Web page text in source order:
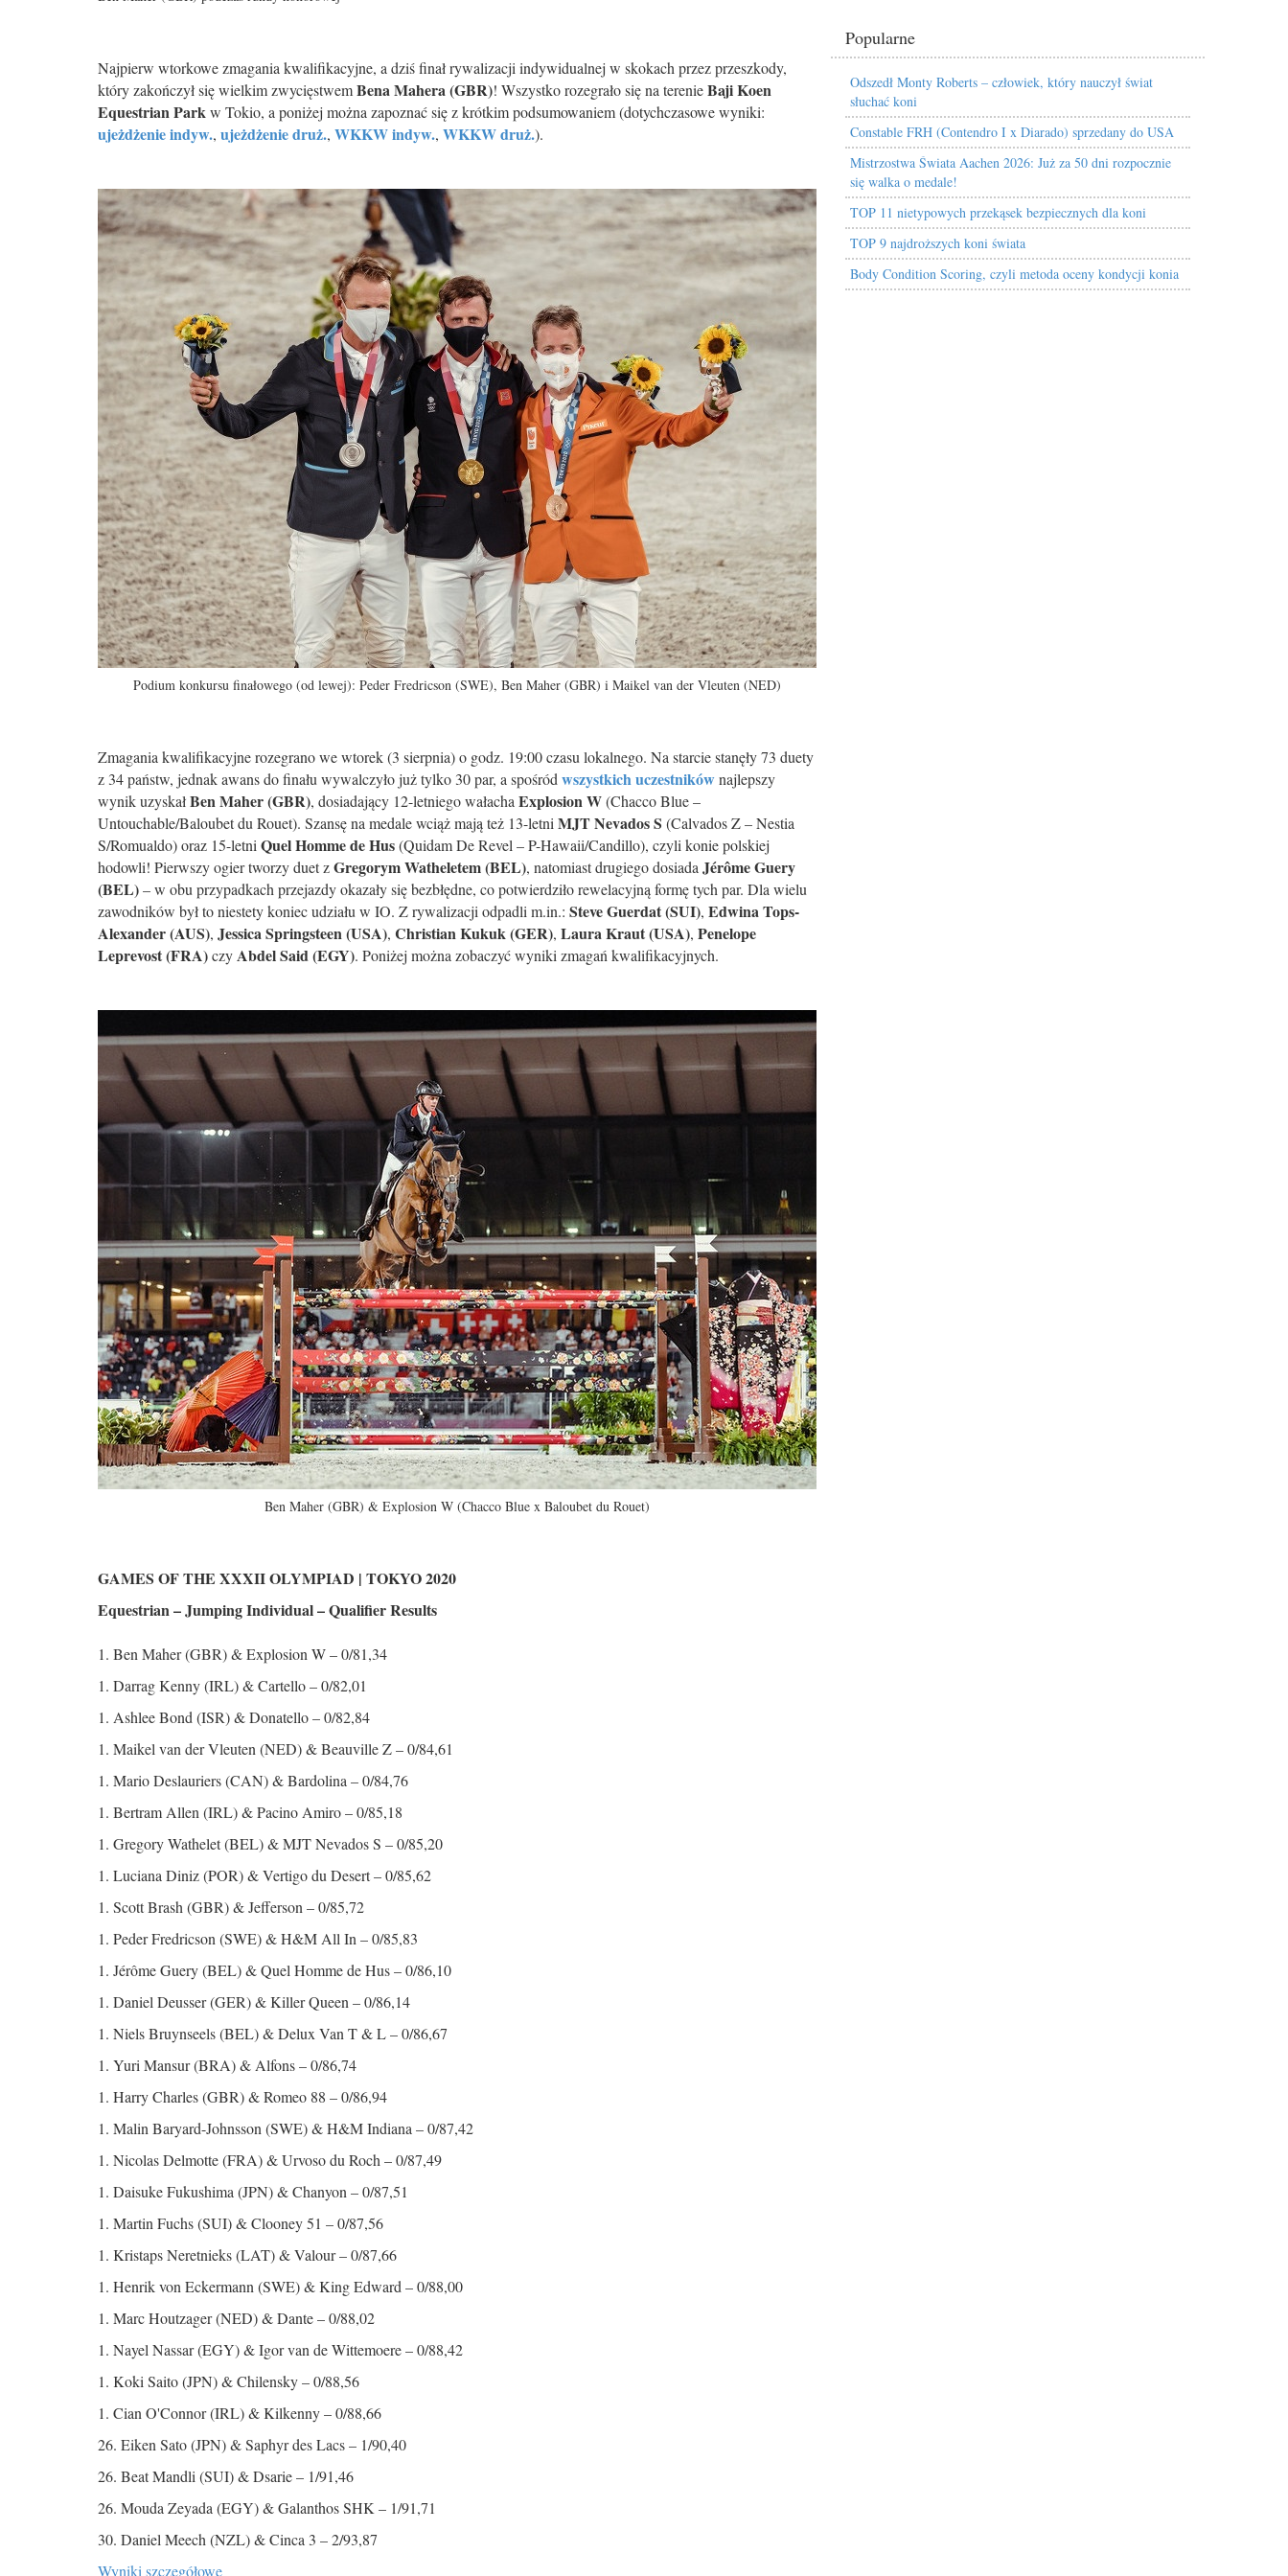
Najpierw wtorkowe zmagania kwalifikacyjne, a dziś finał rywalizacji indywidualnej w skokach przez przeszkody,
który zakończył się wielkim zwycięstwemBena Mahera (GBR)! Wszystko rozegrało się na terenieBaji Koen
Equestrian Parkw Tokio, a poniżej można zapoznać się z krótkim podsumowaniem (dotychczasowe wyniki:
ujeżdżenie indyw., ujeżdżenie druż., WKKW indyw., WKKW druż.).
Podium konkursu finałowego (od lewej): Peder Fredricson (SWE), Ben Maher (GBR) i Maikel van der Vleuten (NED)
Zmagania kwalifikacyjne rozegrano we wtorek (3 sierpnia) o godz. 19:00 czasu lokalnego. Na starcie stanęły 73 duety
z 34 państw, jednak awans do finału wywalczyło już tylko 30 par, a spośród wszystkich uczestnikównajlepszy
wynik uzyskałBen Maher (GBR), dosiadający 12-letniego wałacha Explosion W(Chacco Blue –
Untouchable/Baloubet du Rouet). Szansę na medale wciąż mają też 13-letni MJT Nevados S (Calvados Z – Nestia
S/Romualdo) oraz 15-letni Quel Homme de Hus(Quidam De Revel – P-Hawaii/Candillo), czyli konie polskiej
hodowli! Pierwszy ogier tworzy duet zGregorym Watheletem (BEL), natomiast drugiego dosiada Jérôme Guery
(BEL)– w obu przypadkach przejazdy okazały się bezbłędne, co potwierdziło rewelacyjną formę tych par. Dla wielu
zawodników był to niestety koniec udziału w IO. Z rywalizacji odpadli m.in.: Steve Guerdat (SUI), Edwina Tops-
Alexander (AUS), Jessica Springsteen (USA), Christian Kukuk (GER), Laura Kraut (USA), Penelope
Leprevost (FRA)czyAbdel Said (EGY). Poniżej można zobaczyć wyniki zmagań kwalifikacyjnych.
Ben Maher (GBR) & Explosion W (Chacco Blue x Baloubet du Rouet)
GAMES OF THE XXXII OLYMPIAD | TOKYO 2020
Equestrian – Jumping Individual – Qualifier Results
1. Ben Maher (GBR) & Explosion W – 0/81,34
1. Darrag Kenny (IRL) & Cartello – 0/82,01
1. Ashlee Bond (ISR) & Donatello – 0/82,84
1. Maikel van der Vleuten (NED) & Beauville Z – 0/84,61
1. Mario Deslauriers (CAN) & Bardolina – 0/84,76
1. Bertram Allen (IRL) & Pacino Amiro – 0/85,18
1. Gregory Wathelet (BEL) & MJT Nevados S – 0/85,20
1. Luciana Diniz (POR) & Vertigo du Desert – 0/85,62
1. Scott Brash (GBR) & Jefferson – 0/85,72
1. Peder Fredricson (SWE) & H&M All In – 0/85,83
1. Jérôme Guery (BEL) & Quel Homme de Hus – 0/86,10
1. Daniel Deusser (GER) & Killer Queen – 0/86,14
1. Niels Bruynseels (BEL) & Delux Van T & L – 0/86,67
1. Yuri Mansur (BRA) & Alfons – 0/86,74
1. Harry Charles (GBR) & Romeo 88 – 0/86,94
1. Malin Baryard-Johnsson (SWE) & H&M Indiana – 0/87,42
1. Nicolas Delmotte (FRA) & Urvoso du Roch – 0/87,49
1. Daisuke Fukushima (JPN) & Chanyon – 0/87,51
1. Martin Fuchs (SUI) & Clooney 51 – 0/87,56
1. Kristaps Neretnieks (LAT) & Valour – 0/87,66
1. Henrik von Eckermann (SWE) & King Edward – 0/88,00
1. Marc Houtzager (NED) & Dante – 0/88,02
1. Nayel Nassar (EGY) & Igor van de Wittemoere – 0/88,42
1. Koki Saito (JPN) & Chilensky – 0/88,56
1. Cian O'Connor (IRL) & Kilkenny – 0/88,66
26. Eiken Sato (JPN) & Saphyr des Lacs – 1/90,40
26. Beat Mandli (SUI) & Dsarie – 1/91,46
26. Mouda Zeyada (EGY) & Galanthos SHK – 1/91,71
30. Daniel Meech (NZL) & Cinca 3 – 2/93,87
Wyniki szczegółowe
Popularne
Odszedł Monty Roberts – człowiek, który nauczył świat
słuchać koni
Constable FRH (Contendro I x Diarado) sprzedany do USA
Mistrzostwa Świata Aachen 2026: Już za 50 dni rozpocznie
się walka o medale!
TOP 11 nietypowych przekąsek bezpiecznych dla koni
TOP 9 najdroższych koni świata
Body Condition Scoring, czyli metoda oceny kondycji konia